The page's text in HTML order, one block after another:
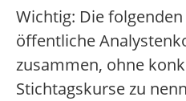
Wichtig: Die
öffentliche
zusammen, ohne
Stichtagskurse zu